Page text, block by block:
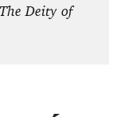
The Deity of